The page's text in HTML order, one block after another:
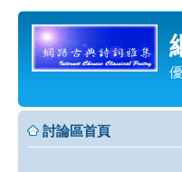
討論區首頁